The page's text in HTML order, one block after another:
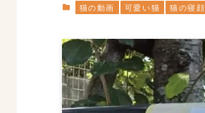
猫の動画 可愛い猫 猫の寝顔